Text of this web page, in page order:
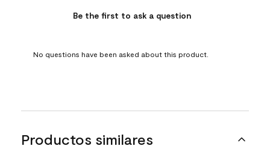
Be the first to ask a question
No questions have been asked about this product.
Productos similares